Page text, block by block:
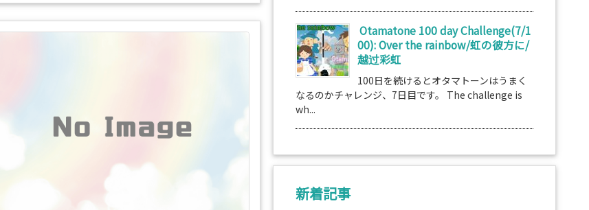
Otamatone 100 day Challenge(7/1
00): Over the rainbow/虹の彼方に/
越过彩虹
100日を続けるとオタマトーンはうまく
なるのかチャレンジ、7日目です。 The challenge is
wh...
新着記事